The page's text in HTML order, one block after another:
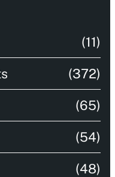
(11)
(372)
(65)
(54)
(48)